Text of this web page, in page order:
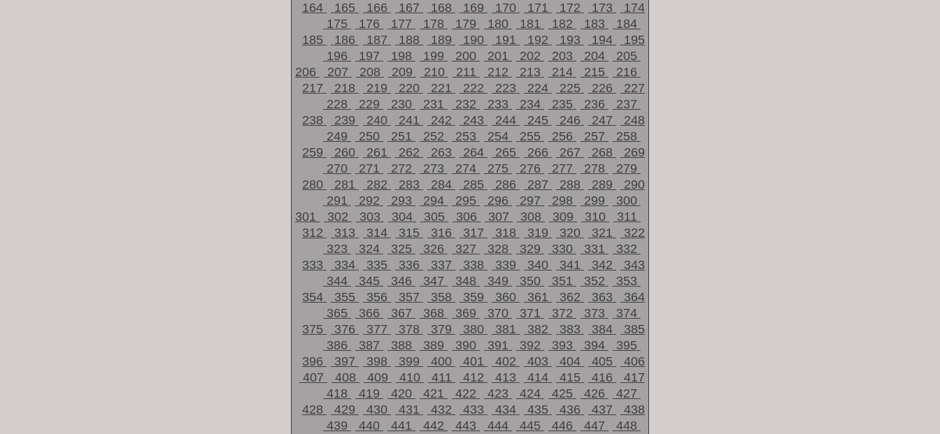
164
165 166 167 168 169 170 171 172 173
174
175
176 177 178 179 180 181 182 183
184
185
186 187 188 189 190 191 192 193 194
195
196
197 198 199 200 201 202 203 204
205
206
207 208 209 210 211 212 213 214 215
216
217
218 219 220 221 222 223 224 225 226
227
228
229 230 231 232 233 234 235 236
237
238
239 240 241 242 243 244 245 246 247
248
249
250 251 252 253 254 255 256 257
258
259
260 261 262 263 264 265 266 267 268
269
270
271 272 273 274 275 276 277 278
279
280
281 282 283 284 285 286 287 288 289
290
291
292 293 294 295 296 297 298 299
300
301
302 303 304 305 306 307 308 309 310
311
312
313 314 315 316 317 318 319 320 321
322
323
324 325 326 327 328 329 330 331
332
333
334 335 336 337 338 339 340 341 342
343
344
345 346 347 348 349 350 351 352
353
354
355 356 357 358 359 360 361 362 363
364
365
366 367 368 369 370 371 372 373
374
375
376 377 378 379 380 381 382 383 384
385
386
387 388 389 390 391 392 393 394
395
396
397 398 399 400 401 402 403 404 405
406
407
408 409 410 411 412 413 414 415 416
417
418
419 420 421 422 423 424 425 426
427
428
429 430 431 432 433 434 435 436 437
438
439
440 441 442 443 444 445 446 447
448